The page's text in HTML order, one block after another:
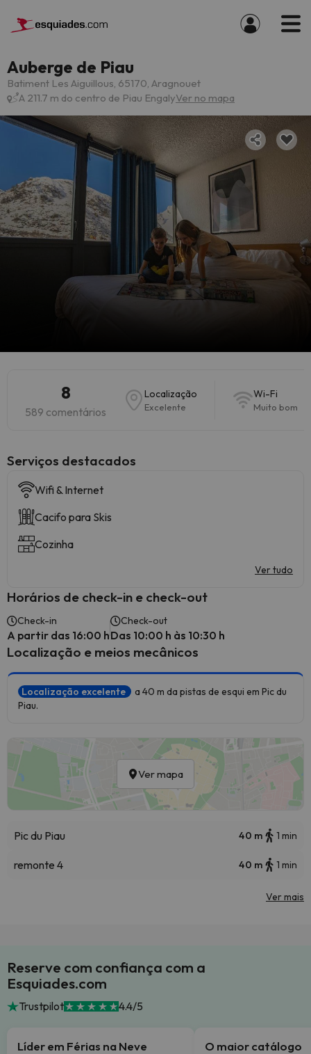
Auberge de Piau
Batiment Les Aiguillous, 65170, Aragnouet
A 211.7 m do centro de Piau EngalyVer no mapa
8
589 comentários
Localização
Excelente
Wi-Fi
Muito bom
Serviços destacados
Wifi & Internet
Cacifo para Skis
Cozinha
Ver tudo
Horários de check-in e check-out
Check-in
A partir das 16:00 h
Check-out
Das 10:00 h às 10:30 h
Localização e meios mecânicos
Localização excelente
a 40 m da pistas de esqui em Pic du
Piau.
Ver mapa
Pic du Piau 40 m 1 min
remonte 4 40 m 1 min
Ver mais
Reserve com confiança com a
Esquiades.com
Trustpilot 4.4/5
Líder em Férias na Neve O maior catálogo